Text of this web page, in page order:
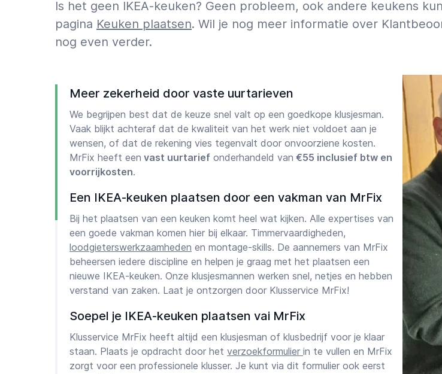
Is het geen IKEA-keuken? Geen probleem, ook andere keukens
pagina Keuken plaatsen. Wil je nog meer informatie over
nog even verder.
Meer zekerheid door vaste uurtarieven
We begrijpen best dat de keuze snel valt op een goedkope klusjesman.
Vaak blijkt achteraf dat de kwaliteit van het werk niet voldoet aan je
wensen, of dat de rekening vies tegenvalt door onvoorziene kosten.
MrFix heeft een vast uurtarief onderhandeld van €55 inclusief btw en
voorrijkosten.
Een IKEA-keuken plaatsen door een vakman van MrFix
Bij het plaatsen van een keuken komt heel wat kijken. Alle expertises van
een goede vakman komen hier bij elkaar. Timmervaardigheden,
loodgieterswerkzaamheden en montage-skills. De aannemers van MrFix
beheersen iedere discipline en helpen je graag met het plaatsen een
nieuwe IKEA-keuken. Onze klusjesmannen werken snel, netjes en hebben
verstand van zaken. Laat je ontzorgen door Klusservice MrFix!
Soepel je IKEA-keuken plaatsen vai MrFix
Klusservice MrFix heeft altijd een klusjesman of klusbedrijf voor je klaar
staan. Plaats je opdracht door het verzoekformulier in te vullen en MrFix
zorgt voor een professionele klusser. Je kunt via dit formulier ook eerst